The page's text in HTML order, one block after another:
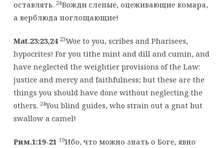
оставлять. 24Вожди слепые, оцеживающие комара,
а верблюда поглощающие!
Mat.23:23,24 23Woe to you, scribes and Pharisees,
hypocrites! For you tithe mint and dill and cumin, and
have neglected the weightier provisions of the Law:
justice and mercy and faithfulness; but these are the
things you should have done without neglecting the
others. 24You blind guides, who strain out a gnat but
swallow a camel!
Рим.1:19-21 19Ибо, что можно знать о Боге, явно